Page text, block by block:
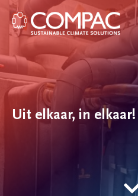
Uit elkaar, in elkaar!